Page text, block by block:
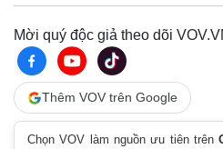
Mời quý độc giả theo dõi
Thêm VOV trên Google
Chọn VOV làm nguồn ưu tiên trên